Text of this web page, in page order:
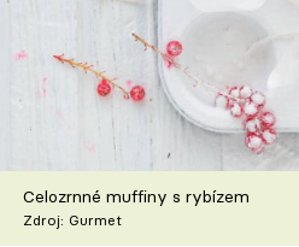
Články
TV Program
Škola vaření
Recepty z TV
Celozrnné muffiny s rybízem
Zdroj: Gurmet